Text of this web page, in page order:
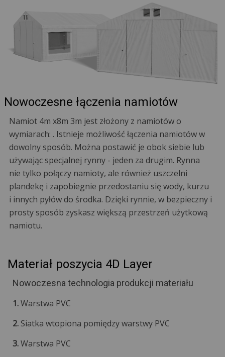
Nowoczesne łączenia namiotów
Namiot 4m x8m 3m jest złożony z namiotów o
wymiarach: . Istnieje możliwość łączenia namiotów w
dowolny sposób. Można postawić je obok siebie lub
używając specjalnej rynny - jeden za drugim. Rynna
nie tylko połączy namioty, ale również uszczelni
plandekę i zapobiegnie przedostaniu się wody, kurzu
i innych pyłów do środka. Dzięki rynnie, w bezpieczny i
prosty sposób zyskasz większą przestrzeń użytkową
namiotu.
Materiał poszycia 4D Layer
Nowoczesna technologia produkcji materiału
1.Warstwa PVC
2. Siatka wtopiona pomiędzy warstwy PVC
3.Warstwa PVC